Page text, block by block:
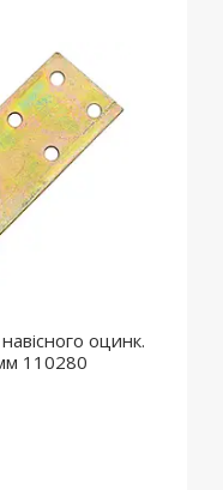
оцинк.
110280